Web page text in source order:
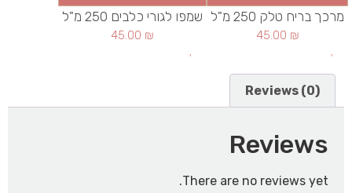
מרכך בריח טלק 250 מ"ל
45.00 ₪
שמפו לגורי כלבים 250 מ"ל
45.00 ₪
Reviews (0)
Reviews
There are no reviews yet.